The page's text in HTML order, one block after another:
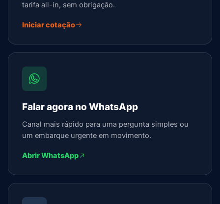
tarifa all-in, sem obrigação.
Iniciar cotação
Falar agora no WhatsApp
Canal mais rápido para uma pergunta simples ou
um embarque urgente em movimento.
Abrir WhatsApp